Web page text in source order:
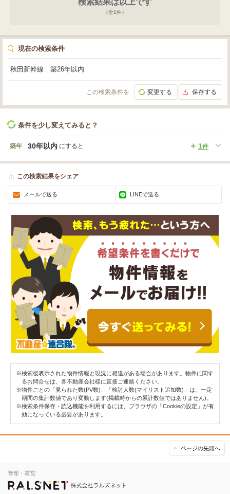
検索結果は以上です
（全1件）
現在の検索条件
秋田新幹線 築26年以内
この検索条件を 変更する 保存する
条件を少し変えてみると？
築年 1件
30年以内 にすると
この検索結果をシェア
メールで送る LINEで送る
※検索後表示された物件情報と現況に相違がある場合があります。物件に関す
るお問合せは、各不動産会社様に直接ご連絡ください。
※物件ごとの「見られた数(PV数)」「検討人数(マイリスト追加数)」は、一定
期間の集計数値であり変動します(掲載時からの累計数値ではありません)。
※検索条件保存・読込機能を利用するには、ブラウザの「Cookieの設定」が有
効になっている必要があります。
ページの先頭へ